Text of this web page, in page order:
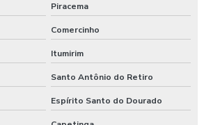
Piracema
Comercinho
Itumirim
Santo Antônio do Retiro
Espírito Santo do Dourado